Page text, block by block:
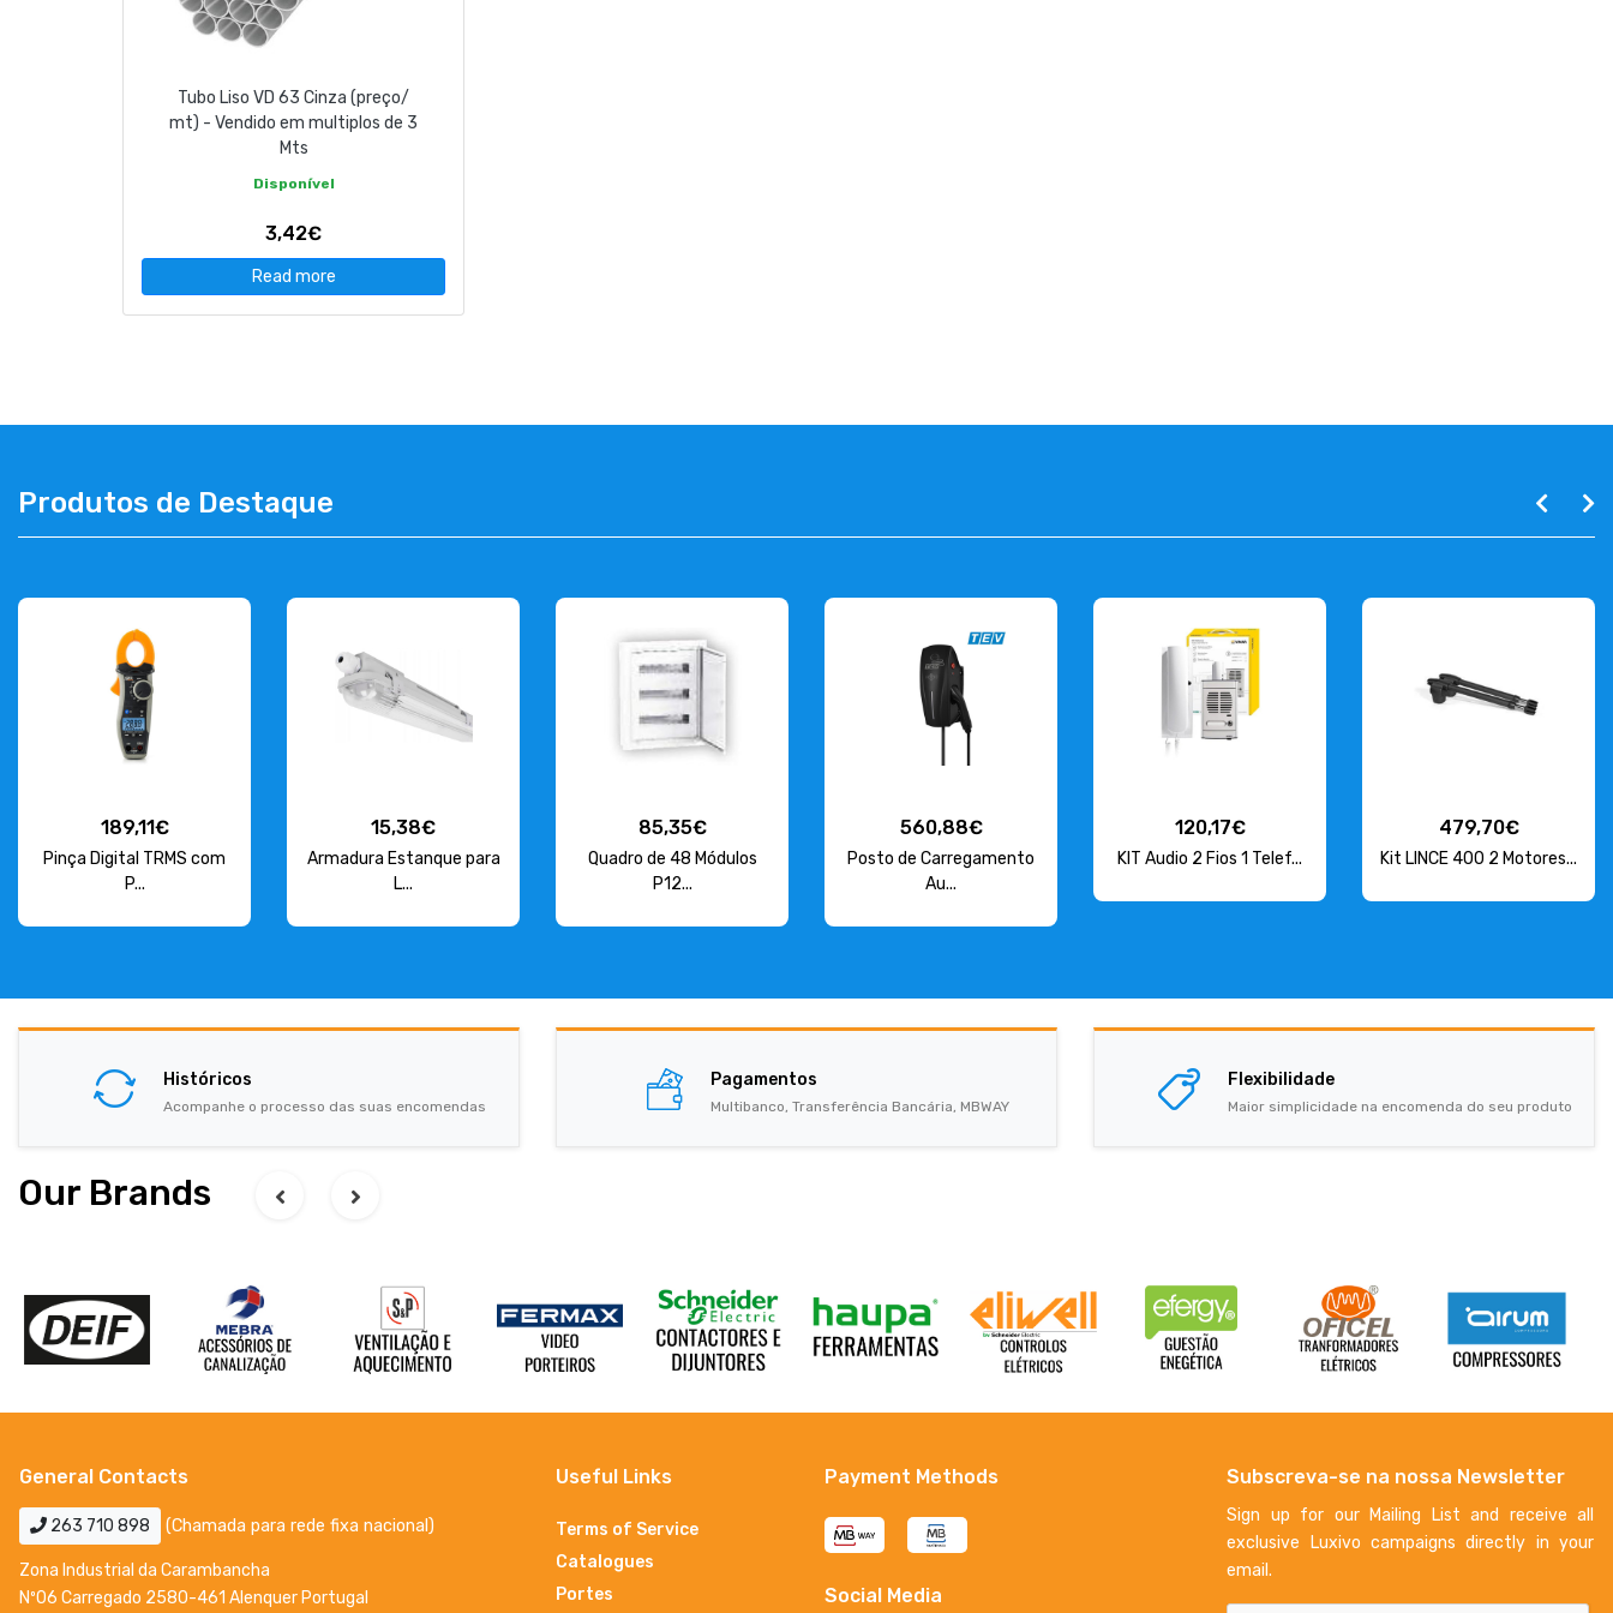
geral@luxivo.pt
Tubo Liso VD 63 Cinza (preço/
mt) - Vendido em multiplos de 3
Mts
Disponível
3,42€
Read more
Produtos de Destaque
189,11€
Pinça Digital TRMS com
P...
15,38€
Armadura Estanque para
L...
85,35€
Quadro de 48 Módulos
P12...
560,88€
Posto de Carregamento
Au...
120,17€
KIT Audio 2 Fios 1 Telef...
479,70€
Kit LINCE 400 2 Motores...
Históricos
Acompanhe o processo das suas encomendas
Pagamentos
Multibanco, Transferência Bancária, MBWAY
Flexibilidade
Maior simplicidade na encomenda do seu produto
Our Brands
General Contacts
263 710 898 (Chamada para rede fixa nacional)
Zona Industrial da Carambancha
Nº06 Carregado 2580-461 Alenquer Portugal
Useful Links
Terms of Service
Catalogues
Portes
Payment Methods
Social Media
Subscreva-se na nossa Newsletter
Sign up for our Mailing List and receive all
exclusive Luxivo campaigns directly in your
email.